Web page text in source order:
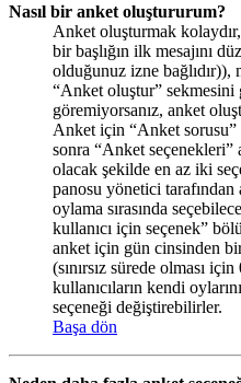
Nasıl bir anket oluştururum?
Anket oluşturmak
bir başlığın ilk mesajını
olduğunuz izne bağlıdır)),
“Anket oluştur”
göremiyorsanız, anket
Anket için “Anket sorusu”
sonra “Anket seçenekleri”
olacak şekilde en az iki
panosu yönetici tarafından
oylama sırasında
kullanıcı için seçenek”
anket için gün cinsinden
(sınırsız sürede olması
kullanıcıların kendi
seçeneği değiştirebilirler.
Başa dön